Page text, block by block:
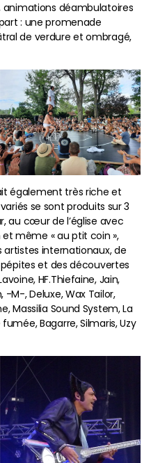
animations déambulatoires
: une promenade
de verdure et ombragé,
également très riche et
se sont produits sur 3
au cœur de l’église avec
même « au ptit coin »,
artistes internationaux, de
et des découvertes
HF.Thiefaine, Jain,
M-, Deluxe, Wax Tailor,
Massilia Sound System, La
Bagarre, Silmaris, Uzy